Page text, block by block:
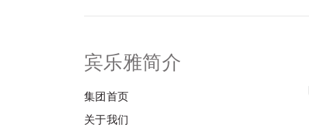
宾乐雅简介
集团首页
关于我们